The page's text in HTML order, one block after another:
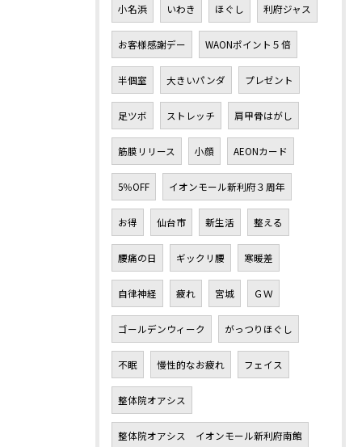
小名浜 いわき ほぐし 利府ジャス
お客様感謝デー WAONポイント５倍
半個室 大きいパンダ プレゼント
足ツボ ストレッチ 肩甲骨はがし
筋膜リリース 小顔 AEONカード
5％OFF イオンモール新利府３周年
お得 仙台市 新生活 整える
腰痛の日 ギックリ腰 寒暖差
自律神経 疲れ 宮城 ＧＷ
ゴールデンウィーク がっつりほぐし
不眠 慢性的なお疲れ フェイス
整体院オアシス
整体院オアシス イオンモール新利府南館